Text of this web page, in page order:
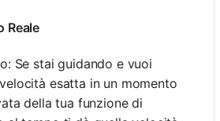
Reale
Se stai guidando e vuoi
esatta in un momento
della tua funzione di